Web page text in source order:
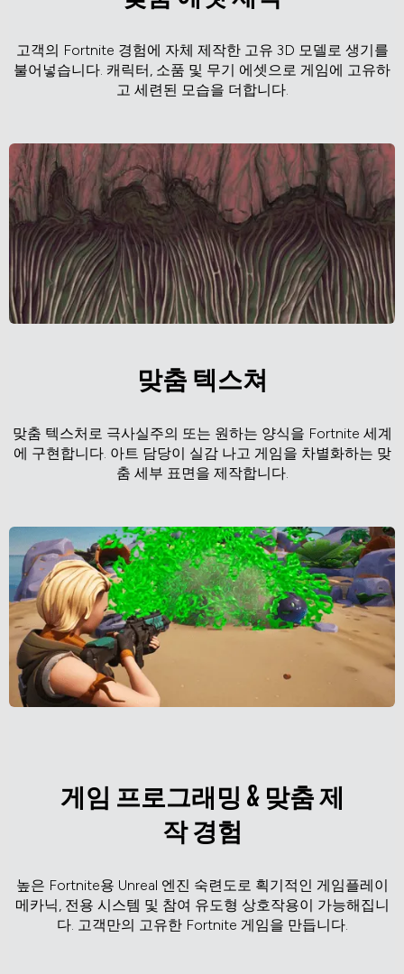
고객의 Fortnite 경험에 자체 제작한 고유 3D 모델로 생기를
불어넣습니다. 캐릭터, 소품 및 무기 에셋으로 게임에 고유하
고 세련된 모습을 더합니다.
맞춤 텍스쳐
맞춤 텍스처로 극사실주의 또는 원하는 양식을 Fortnite 세계
에 구현합니다. 아트 담당이 실감 나고 게임을 차별화하는 맞
춤 세부 표면을 제작합니다.
게임 프로그래밍 & 맞춤 제
작 경험
높은 Fortnite용 Unreal 엔진 숙련도로 획기적인 게임플레이
메카닉, 전용 시스템 및 참여 유도형 상호작용이 가능해집니
다. 고객만의 고유한 Fortnite 게임을 만듭니다.